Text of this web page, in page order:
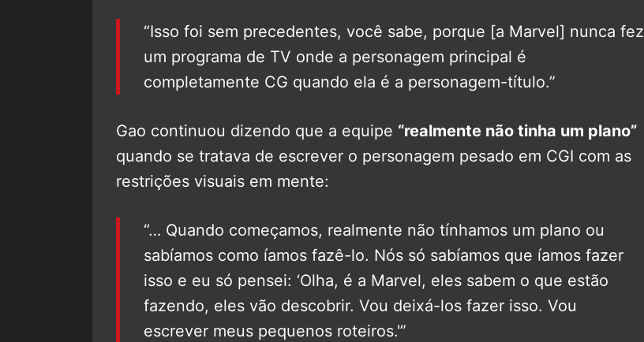
“Isso foi sem precedentes, você sabe, porque [a Marvel] nunca fez
um programa de TV onde a personagem principal é
completamente CG quando ela é a personagem-título.”
Gao continuou dizendo que a equipe “realmente não tinha um plano”
quando se tratava de escrever o personagem pesado em CGI com as
restrições visuais em mente:
“… Quando começamos, realmente não tínhamos um plano ou
sabíamos como íamos fazê-lo. Nós só sabíamos que íamos fazer
isso e eu só pensei: ‘Olha, é a Marvel, eles sabem o que estão
fazendo, eles vão descobrir. Vou deixá-los fazer isso. Vou
escrever meus pequenos roteiros.'”